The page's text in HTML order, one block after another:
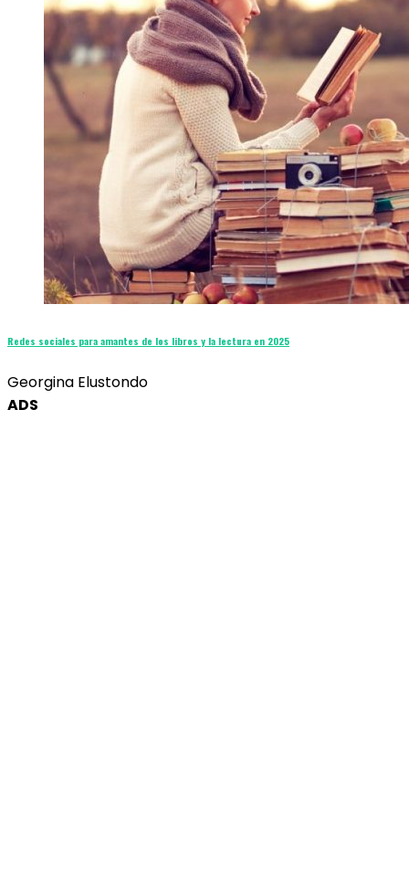
Redes sociales para amantes de los libros y la lectura en 2025
Georgina Elustondo
ADS